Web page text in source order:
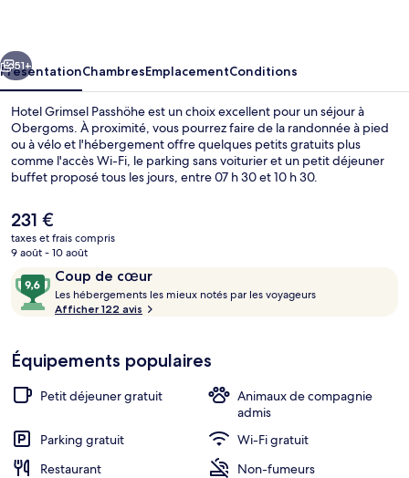
Suivant
51+
PrésentationChambresEmplacementConditions
Hotel Grimsel Passhöhe est un choix excellent pour un séjour à
Obergoms. À proximité, vous pourrez faire de la randonnée à pied
ou à vélo et l'hébergement offre quelques petits gratuits plus
comme l'accès Wi-Fi, le parking sans voiturier et un petit déjeuner
buffet proposé tous les jours, entre 07 h 30 et 10 h 30.
Le
prix
actuel
de
231 €.
231 €
taxes et frais compris
9 août - 10 août
Avis
voyageurs
Coup de cœur
9,6
sur
10,
cœur
Les hébergements les mieux notés par les voyageurs
b
Afficher 122 avis
Équipements populaires
Petit déjeuner gratuit
Animaux de compagnie
admis
Parking gratuit
Wi-Fi gratuit
Restaurant
Non-fumeurs